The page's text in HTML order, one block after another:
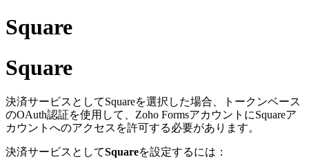
Square
Square
決済サービスとしてSquareを選択した場合、トークンベース
のOAuth認証を使用して、Zoho FormsアカウントにSquareア
カウントへのアクセスを許可する必要があります。
決済サービスとしてSquareを設定するには：